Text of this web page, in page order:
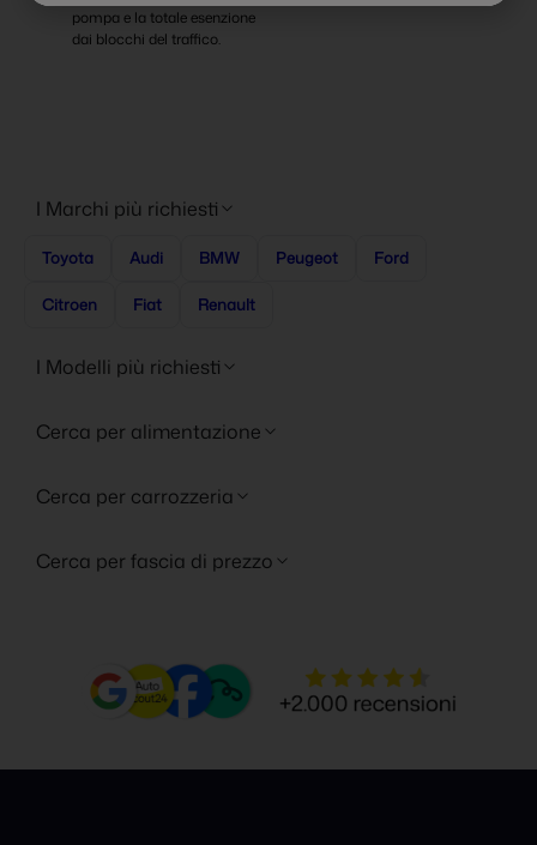
pompa e la totale esenzione
dai blocchi del traffico.
I Marchi più richiesti
Toyota Audi BMW Peugeot Ford
Citroen Fiat Renault
I Modelli più richiesti
Cerca per alimentazione
Cerca per carrozzeria
Cerca per fascia di prezzo